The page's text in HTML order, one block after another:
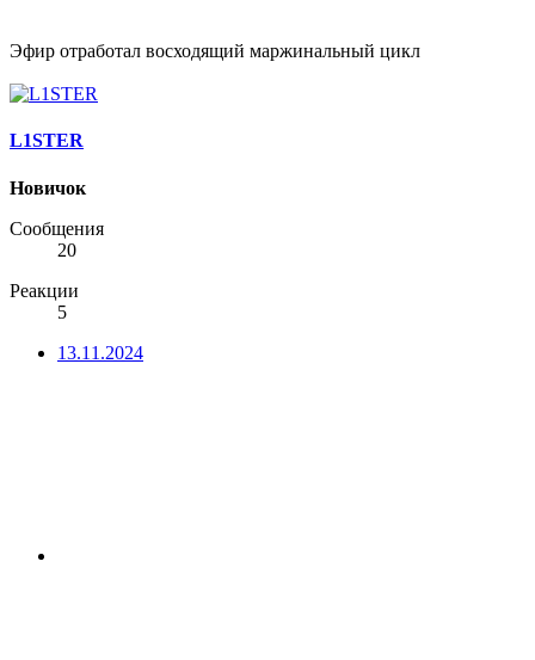
Эфир отработал восходящий маржинальный цикл
L1STER
Новичок
Сообщения
20
Реакции
5
13.11.2024